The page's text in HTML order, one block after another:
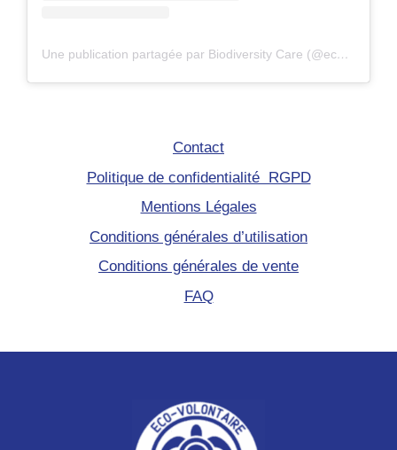
Une publication partagée par Biodiversity Care (@eco.volontaire)
Contact
Politique de confidentialité RGPD
Mentions Légales
Conditions générales d’utilisation
Conditions générales de vente
FAQ